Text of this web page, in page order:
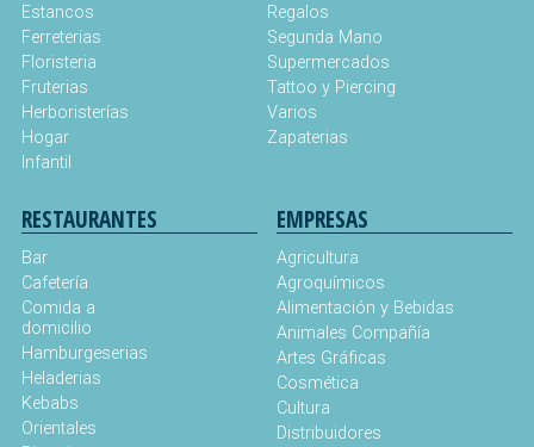
Estancos
Ferreterias
Floristeria
Fruterias
Herboristerías
Hogar
Infantil
Regalos
Segunda Mano
Supermercados
Tattoo y Piercing
Varios
Zapaterias
RESTAURANTES
Bar
Cafetería
Comida a
domicilio
Hamburgeserias
Heladerias
Kebabs
Orientales
EMPRESAS
Agricultura
Agroquímicos
Alimentación y Bebidas
Animales Compañía
Artes Gráficas
Cosmética
Cultura
Distribuidores